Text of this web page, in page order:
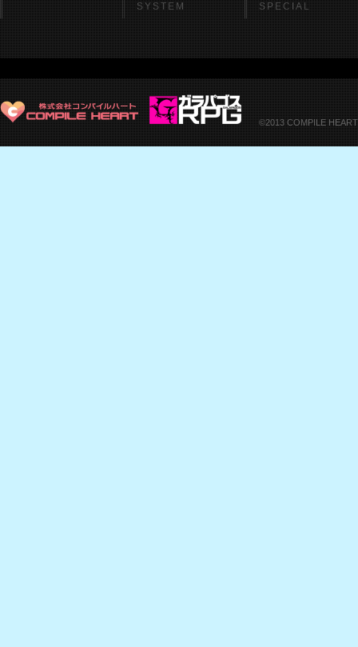
SYSTEM
SPECIAL
©2013 COMPILE